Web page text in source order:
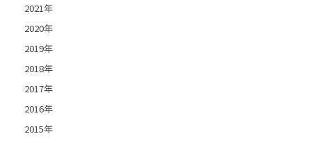
2021年
2020年
2019年
2018年
2017年
2016年
2015年